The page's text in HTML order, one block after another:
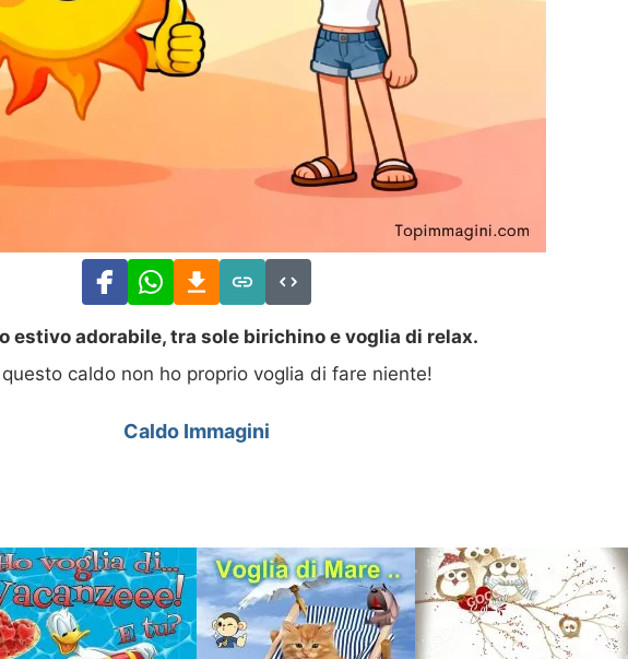
estivo adorabile, tra sole birichino e voglia di relax.
questo caldo non ho proprio voglia di fare niente!
Caldo Immagini